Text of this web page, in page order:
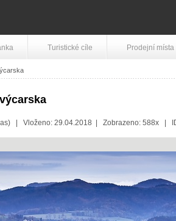
Turistické cíle Prodejní místa
| Vloženo: 29.04.2018 | Zobrazeno: 588x |